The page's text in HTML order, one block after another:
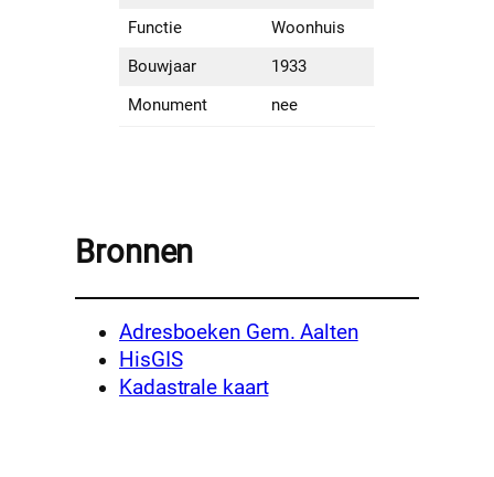
Functie Woonhuis
Bouwjaar 1933
Monument nee
Bronnen
Adresboeken Gem. Aalten
HisGIS
Kadastrale kaart